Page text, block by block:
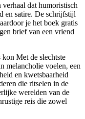
verhaal dat humoristisch
en satire. De schrijfstijl
je het boek gratis
brief van een vriend
Met de slechtste
melancholie voelen, een
en kwetsbaarheid
die ritselen in de
werelden van de
reis die zowel